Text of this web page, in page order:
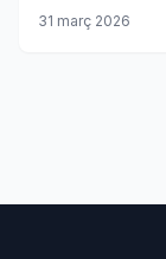
sostenible amb
31 març 2026